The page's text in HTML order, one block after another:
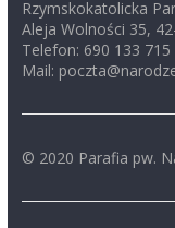
Rzymskokatolicka
Aleja Wolności 35,
Telefon: 690 133 715
Mail:
© 2020 Parafia pw.